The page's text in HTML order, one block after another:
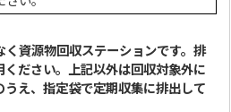
く資源物回収ステーションです。排
ください。上記以外は回収対象外に
え、指定袋で定期収集に排出して